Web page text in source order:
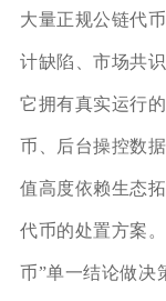
大量正规公链代
计缺陷、市场共
它拥有真实运行
币、后台操控数
值高度依赖生态
代币的处置方案
币”单一结论做决